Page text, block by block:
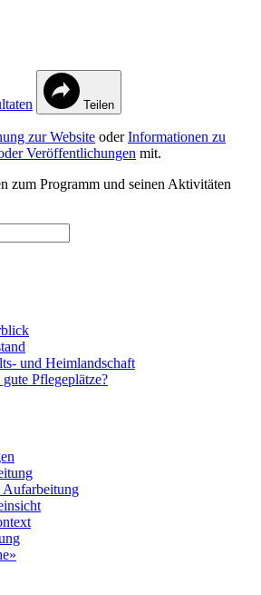
Teilen
zur Website oderInformationen zu
Veröffentlichungen mit.
zum Programm und seinen Aktivitäten
und Heimlandschaft
Pflegeplätze?
Aufarbeitung